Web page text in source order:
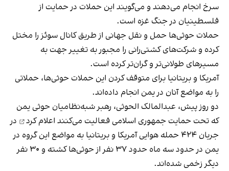
سرخ انجام می‌دهند و می‌گویند این حملات در حمایت از
فلسطینیان در جنگ غزه است.
حملات حوثی‌ها حمل و نقل جهانی از طریق کانال سوئز را مختل
کرده و شرکت‌های کشتی‌رانی را مجبور به تغییر جهت به
مسیرهای طولانی‌تر و گران‌تر کرده است.
آمریکا و بریتانیا برای متوقف کردن این حملات حوثی‌ها، حملاتی
را به مواضع آنان در یمن انجام داده‌اند.
دو روز پیش، عبدالمالک الحوثی، رهبر شبه‌نظامیان حوثی‌ یمن
که تحت حمایت جمهوری اسلامی فعالیت می‌کنند اعلام کرد
در
جریان ۴۲۴ حمله هوایی آمریکا و بریتانیا به مواضع این گروه در
یمن در حدود سه ماه حدود ۳۷ نفر از حوثی‌ها کشته و ۳۰ نفر
دیگر زخمی شده‌اند.